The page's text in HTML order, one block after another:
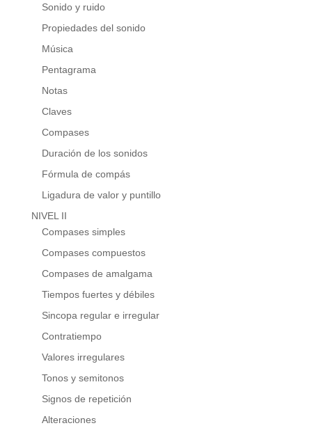
Sonido y ruido
Propiedades del sonido
Música
Pentagrama
Notas
Claves
Compases
Duración de los sonidos
Fórmula de compás
Ligadura de valor y puntillo
NIVEL II
Compases simples
Compases compuestos
Compases de amalgama
Tiempos fuertes y débiles
Sincopa regular e irregular
Contratiempo
Valores irregulares
Tonos y semitonos
Signos de repetición
Alteraciones